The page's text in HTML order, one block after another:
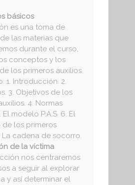
básicos
es una toma de
las materias que
durante el curso,
conceptos y los
los primeros auxilios.
1. Introducción. 2.
3. Objetivos de los
4. Normas
El modelo P.A.S. 6. El
los primeros
La cadena de socorro.
de la víctima
nos centraremos
a seguir al explorar
y así determinar el